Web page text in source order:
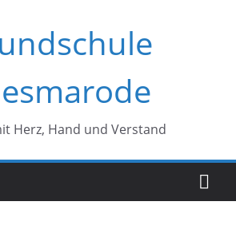
Herz, Hand und Verstand